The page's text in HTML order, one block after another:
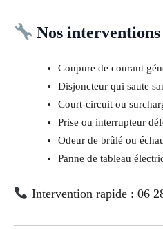
Nos
Coupure de courant
Disjoncteur qui saute
Court-circuit ou
Prise ou interrupteur
Odeur de brûlé ou
Panne de tableau
Intervention rapide : 06